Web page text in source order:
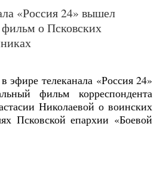
«Россия 24» вышел
о Псковских
эфире телеканала «Россия 24»
фильм корреспондента
Николаевой о воинских
Псковской епархии «Боевой